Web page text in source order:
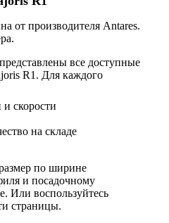
от производителя Antares.
все доступные
R1. Для каждого
и скорости
на складе
по ширине
и посадочному
Или воспользуйтесь
страницы.